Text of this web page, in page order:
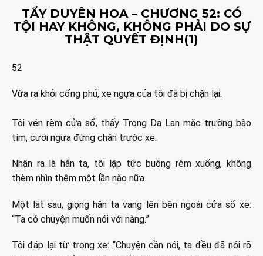
TẨY DUYÊN HOA – CHƯƠNG 52: CÓ
TỘI HAY KHÔNG, KHÔNG PHẢI DO SỰ
THẬT QUYẾT ĐỊNH(1)
52
Vừa ra khỏi cổng phủ, xe ngựa của tôi đã bị chặn lại.
Tôi vén rèm cửa sổ, thấy Trọng Dạ Lan mặc trường bào
tím, cưỡi ngựa đứng chắn trước xe.
Nhận ra là hắn ta, tôi lập tức buông rèm xuống, không
thèm nhìn thêm một lần nào nữa.
Một lát sau, giọng hắn ta vang lên bên ngoài cửa sổ xe:
“Ta có chuyện muốn nói với nàng.”
Tôi đáp lại từ trong xe: “Chuyện cần nói, ta đều đã nói rõ